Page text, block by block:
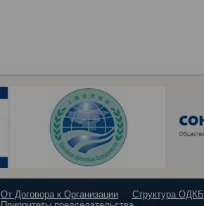
От Договора к Организации Структура ОДКБ